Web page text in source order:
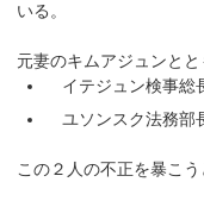
いる。
元妻のキムアジュンとと
イテジュン検事総
ユソンスク法務部
この２人の不正を暴こう